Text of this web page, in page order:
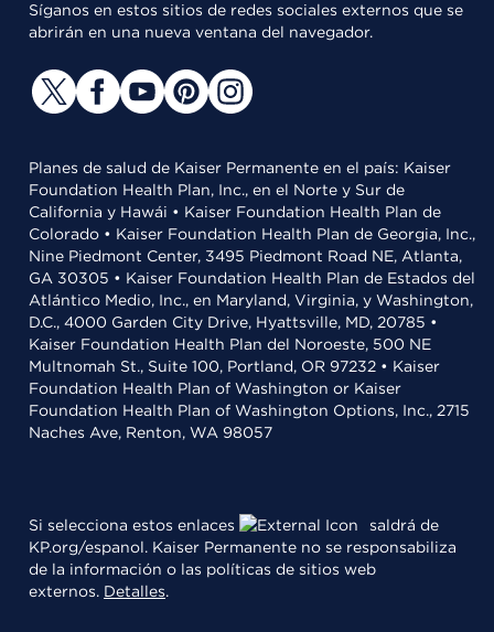
Síganos en estos sitios de redes sociales externos que se
abrirán en una nueva ventana del navegador.
Planes de salud de Kaiser Permanente en el país: Kaiser
Foundation Health Plan, Inc., en el Norte y Sur de
California y Hawái • Kaiser Foundation Health Plan de
Colorado • Kaiser Foundation Health Plan de Georgia, Inc.,
Nine Piedmont Center, 3495 Piedmont Road NE, Atlanta,
GA 30305 • Kaiser Foundation Health Plan de Estados del
Atlántico Medio, Inc., en Maryland, Virginia, y Washington,
D.C., 4000 Garden City Drive, Hyattsville, MD, 20785 •
Kaiser Foundation Health Plan del Noroeste, 500 NE
Multnomah St., Suite 100, Portland, OR 97232 • Kaiser
Foundation Health Plan of Washington or Kaiser
Foundation Health Plan of Washington Options, Inc., 2715
Naches Ave, Renton, WA 98057
Si selecciona estos enlaces
saldrá de
KP.org/espanol. Kaiser Permanente no se responsabiliza
de la información o las políticas de sitios web
externos. Detalles.